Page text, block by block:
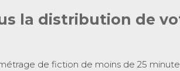
la distribution de
de fiction de moins de 25